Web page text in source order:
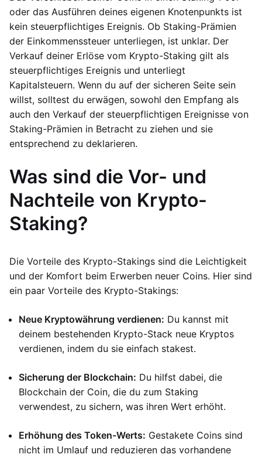
oder das Ausführen deines eigenen Knotenpunkts ist
kein steuerpflichtiges Ereignis. Ob Staking-Prämien
der Einkommenssteuer unterliegen, ist unklar. Der
Verkauf deiner Erlöse vom Krypto-Staking gilt als
steuerpflichtiges Ereignis und unterliegt
Kapitalsteuern. Wenn du auf der sicheren Seite sein
willst, solltest du erwägen, sowohl den Empfang als
auch den Verkauf der steuerpflichtigen Ereignisse von
Staking-Prämien in Betracht zu ziehen und sie
entsprechend zu deklarieren.
Was sind die Vor- und
Nachteile von Krypto-
Staking?
Die Vorteile des Krypto-Stakings sind die Leichtigkeit
und der Komfort beim Erwerben neuer Coins. Hier sind
ein paar Vorteile des Krypto-Stakings:
Neue Kryptowährung verdienen: Du kannst mit
deinem bestehenden Krypto-Stack neue Kryptos
verdienen, indem du sie einfach stakest.
Sicherung der Blockchain: Du hilfst dabei, die
Blockchain der Coin, die du zum Staking
verwendest, zu sichern, was ihren Wert erhöht.
Erhöhung des Token-Werts: Gestakete Coins sind
nicht im Umlauf und reduzieren das vorhandene